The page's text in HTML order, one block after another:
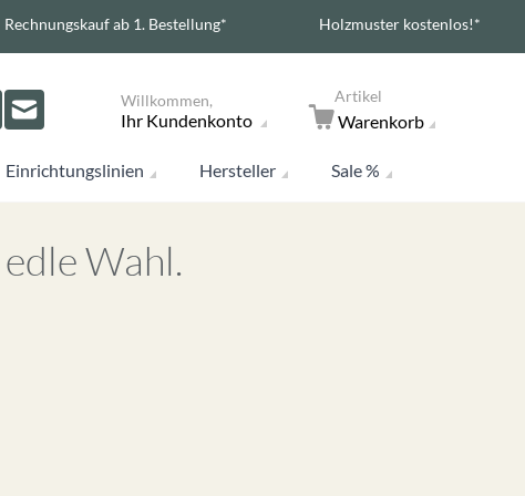
Rechnungskauf ab 1. Bestellung* Holzmuster kostenlos!*
Willkommen,
Ihr Kundenkonto
Artikel
Warenkorb
Einrichtungslinien Hersteller Sale %
Wahl.